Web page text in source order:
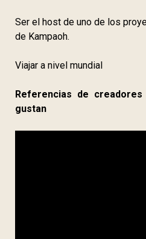
Ser el host de uno de los
de Kampaoh.
Viajar a nivel mundial
Referencias de
gustan